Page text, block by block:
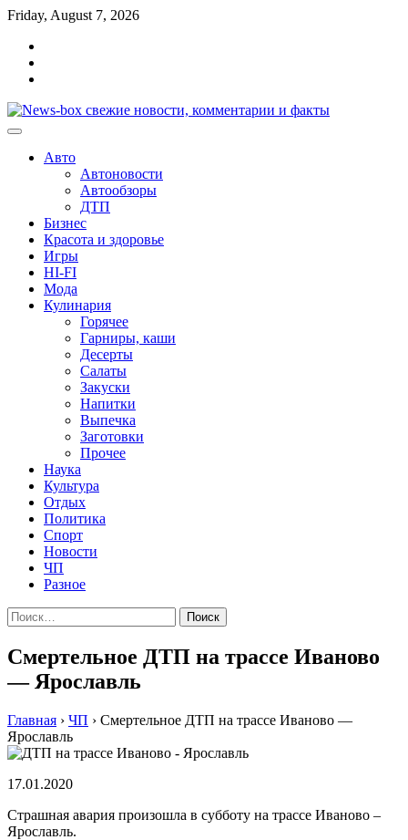
Перейти
содержимому
Friday, August 7, 2026
Авто
Автоновости
Автообзоры
ДТП
Бизнес
Красота и здоровье
Игры
HI-FI
Мода
Кулинария
Горячее
Гарниры, каши
Десерты
Салаты
Закуски
Напитки
Выпечка
Заготовки
Прочее
Наука
Культура
Отдых
Политика
Спорт
Новости
ЧП
Разное
Найти:
Смертельное ДТП на трассе Иваново
— Ярославль
Главная › ЧП › Смертельное ДТП на трассе Иваново —
Ярославль
17.01.2020
Страшная авария произошла в субботу на трассе Иваново –
Ярославль.